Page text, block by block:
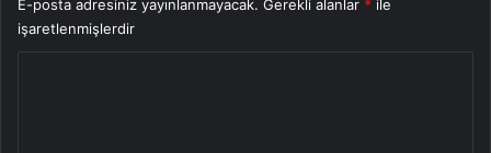
E-posta adresiniz yayınlanmayacak. Gerekli alanlar * ile
işaretlenmişlerdir